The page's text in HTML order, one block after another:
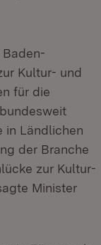
Kultur- und
für die
in Ländlichen
der Branche
zur Kultur-
Minister